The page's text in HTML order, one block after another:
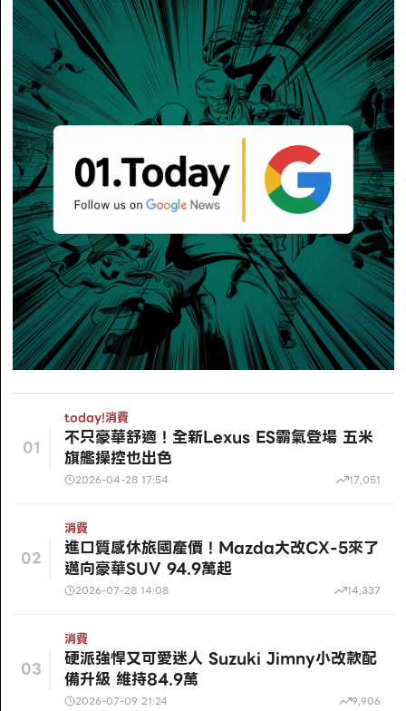
01
today!消費
不只豪華舒適！全新Lexus ES霸氣登場 五米
旗艦操控也出色
2026-04-28 17:54 17,051
02
消費
進口質感休旅國產價！Mazda大改CX-5來了
邁向豪華SUV 94.9萬起
2026-07-28 14:08 14,337
03
消費
硬派強悍又可愛迷人 Suzuki Jimny小改款配
備升級 維持84.9萬
2026-07-09 21:24 9,906